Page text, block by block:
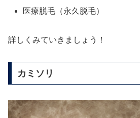
医療脱毛（永久脱毛）
詳しくみていきましょう！
カミソリ